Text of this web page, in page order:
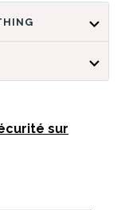
K5 CLOTHING
sur